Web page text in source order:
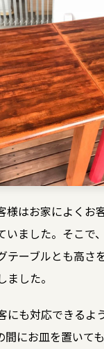
様はお家によくお
いました。そこで
テーブルとも高さ
した。
にも対応できるよ
間にお皿を置いて